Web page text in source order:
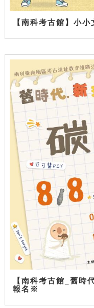
【南科考古館】小
【南科考古館_舊
報名※